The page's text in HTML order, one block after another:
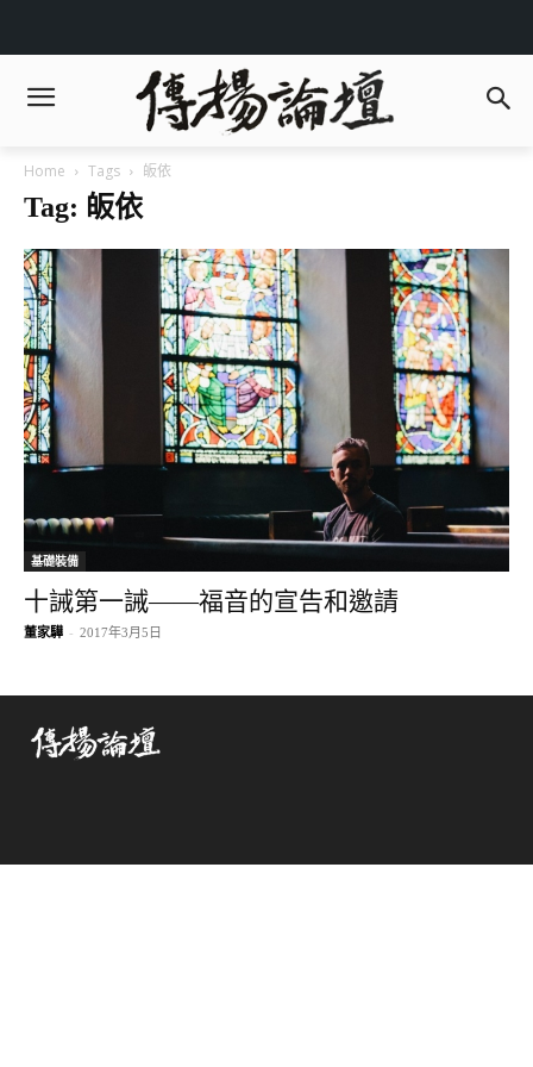
Home Tags 皈依
Tag: 皈依
基礎裝備
十誡第一誡——福音的宣告和邀請
董家驊 - 2017年3月5日